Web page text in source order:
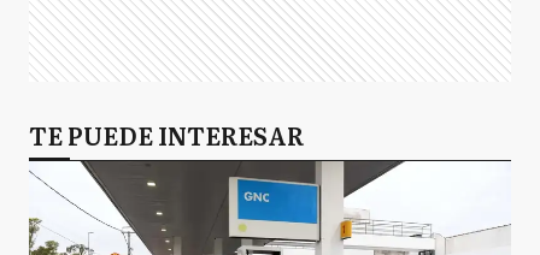
TE PUEDE INTERESAR